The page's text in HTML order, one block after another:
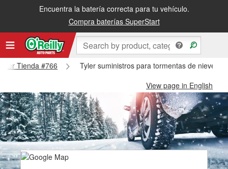
Encuentra la batería correcta para tu vehículo.
Compra baterías SuperStart
Tienda #766
Tyler suministros para tormentas de nieve -
View page in English